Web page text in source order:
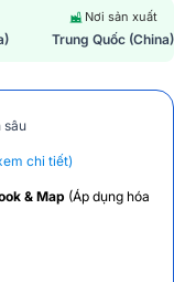
Nơi sản xuất
Trung Quốc (China)
sâu
chi tiết)
& Map (Áp dụng hóa